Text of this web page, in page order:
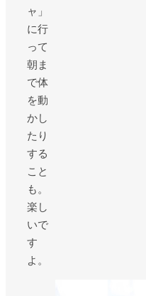
ャ」
に行
って
朝ま
で体
を動
かし
たり
する
こと
も。
楽し
いで
す
よ。